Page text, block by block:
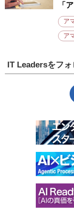
「
ア
ア
IT Leadersをフォ